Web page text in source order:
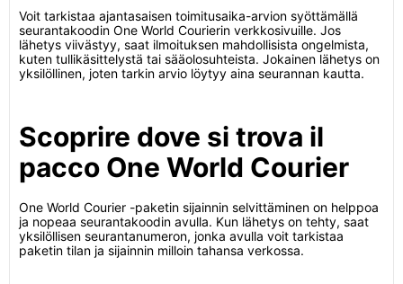
Voit tarkistaa ajantasaisen toimitusaika-arvion syöttämällä
seurantakoodin One World Courierin verkkosivuille. Jos
lähetys viivästyy, saat ilmoituksen mahdollisista ongelmista,
kuten tullikäsittelystä tai sääolosuhteista. Jokainen lähetys on
yksilöllinen, joten tarkin arvio löytyy aina seurannan kautta.
Scoprire dove si trova il
pacco One World Courier
One World Courier -paketin sijainnin selvittäminen on helppoa
ja nopeaa seurantakoodin avulla. Kun lähetys on tehty, saat
yksilöllisen seurantanumeron, jonka avulla voit tarkistaa
paketin tilan ja sijainnin milloin tahansa verkossa.